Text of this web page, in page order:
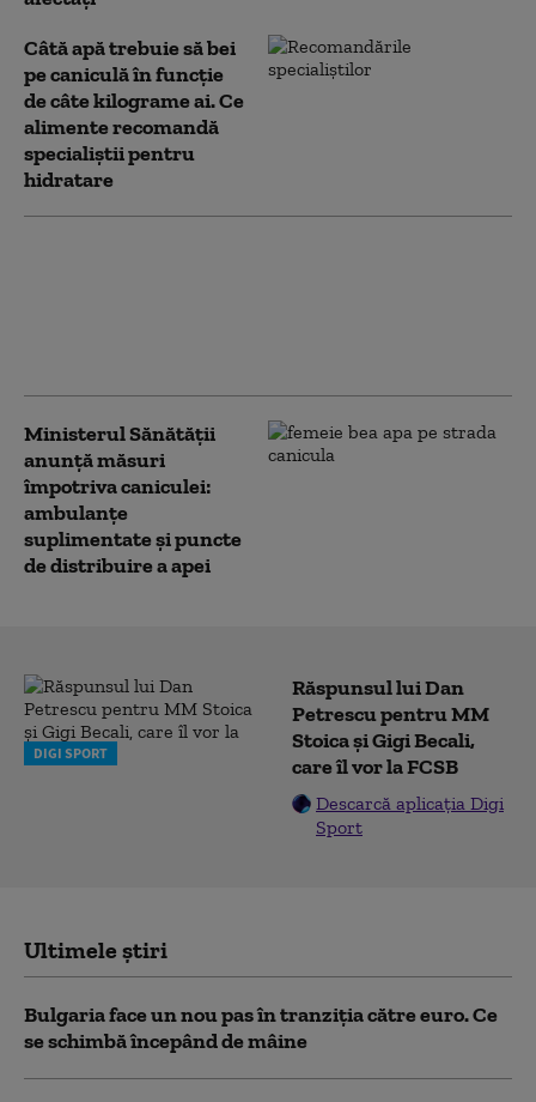
Câtă apă trebuie să bei
pe caniculă în funcție
de câte kilograme ai. Ce
alimente recomandă
specialiștii pentru
hidratare
Ministerul Sănătății
anunță măsuri
împotriva caniculei:
ambulanțe
suplimentate și puncte
de distribuire a apei
DIGI SPORT
Răspunsul lui Dan
Petrescu pentru MM
Stoica și Gigi Becali,
care îl vor la FCSB
Descarcă aplicația Digi
Sport
Ultimele știri
Bulgaria face un nou pas în tranziţia către euro. Ce
se schimbă începând de mâine